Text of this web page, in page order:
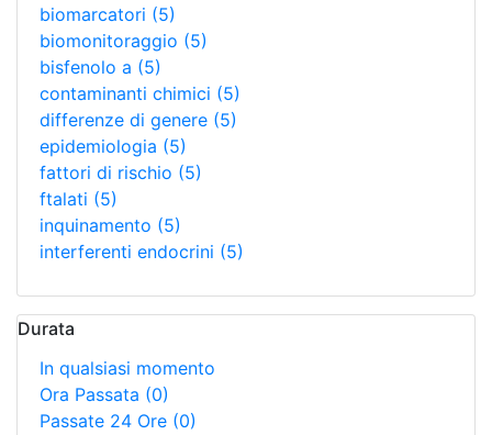
biomarcatori (5)
biomonitoraggio (5)
bisfenolo a (5)
contaminanti chimici (5)
differenze di genere (5)
epidemiologia (5)
fattori di rischio (5)
ftalati (5)
inquinamento (5)
interferenti endocrini (5)
Durata
In qualsiasi momento
Ora Passata (0)
Passate 24 Ore (0)